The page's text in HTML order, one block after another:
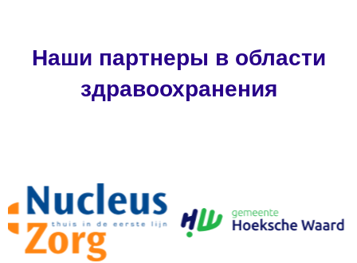
Наши партнеры в области
здравоохранения